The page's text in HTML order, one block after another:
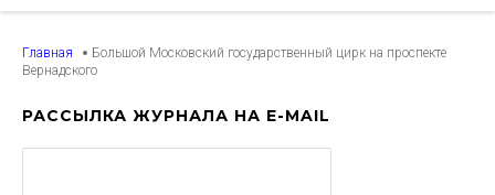
Главная
Большой Московский государственный цирк на проспекте
Вернадского
РАССЫЛКА ЖУРНАЛА НА E-MAIL